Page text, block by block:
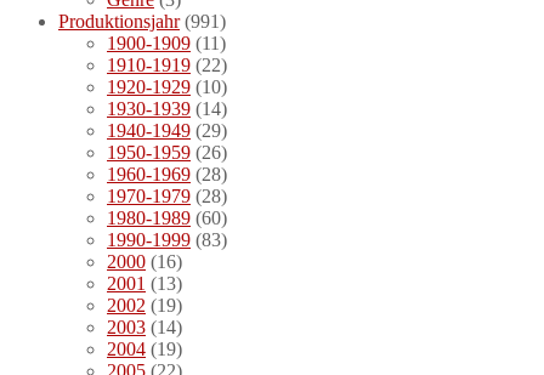
Produktionsjahr(991)
1900-1909 (11)
1910-1919 (22)
1920-1929 (10)
1930-1939 (14)
1940-1949 (29)
1950-1959 (26)
1960-1969 (28)
1970-1979 (28)
1980-1989 (60)
1990-1999 (83)
2000 (16)
2001 (13)
2002 (19)
2003 (14)
2004 (19)
2005 (22)